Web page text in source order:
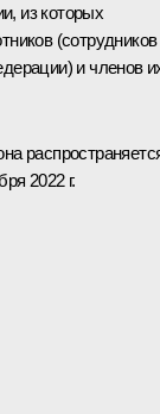
из которых
(сотрудников
и членов
2022 г.